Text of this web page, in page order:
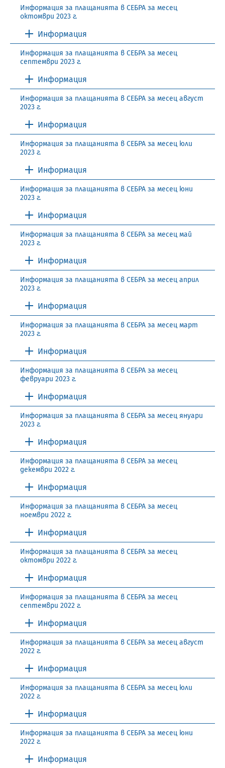
Информация за плащанията в СЕБРА за месец
октомври 2023 г.
Информация
Информация за плащанията в СЕБРА за месец
септември 2023 г.
Информация
Информация за плащанията в СЕБРА за месец август
2023 г.
Информация
Информация за плащанията в СЕБРА за месец юли
2023 г.
Информация
Информация за плащанията в СЕБРА за месец юни
2023 г.
Информация
Информация за плащанията в СЕБРА за месец май
2023 г.
Информация
Информация за плащанията в СЕБРА за месец април
2023 г.
Информация
Информация за плащанията в СЕБРА за месец март
2023 г.
Информация
Информация за плащанията в СЕБРА за месец
февруари 2023 г.
Информация
Информация за плащанията в СЕБРА за месец януари
2023 г.
Информация
Информация за плащанията в СЕБРА за месец
декември 2022 г.
Информация
Информация за плащанията в СЕБРА за месец
ноември 2022 г.
Информация
Информация за плащанията в СЕБРА за месец
октомври 2022 г.
Информация
Информация за плащанията в СЕБРА за месец
септември 2022 г.
Информация
Информация за плащанията в СЕБРА за месец август
2022 г.
Информация
Информация за плащанията в СЕБРА за месец юли
2022 г.
Информация
Информация за плащанията в СЕБРА за месец юни
2022 г.
Информация